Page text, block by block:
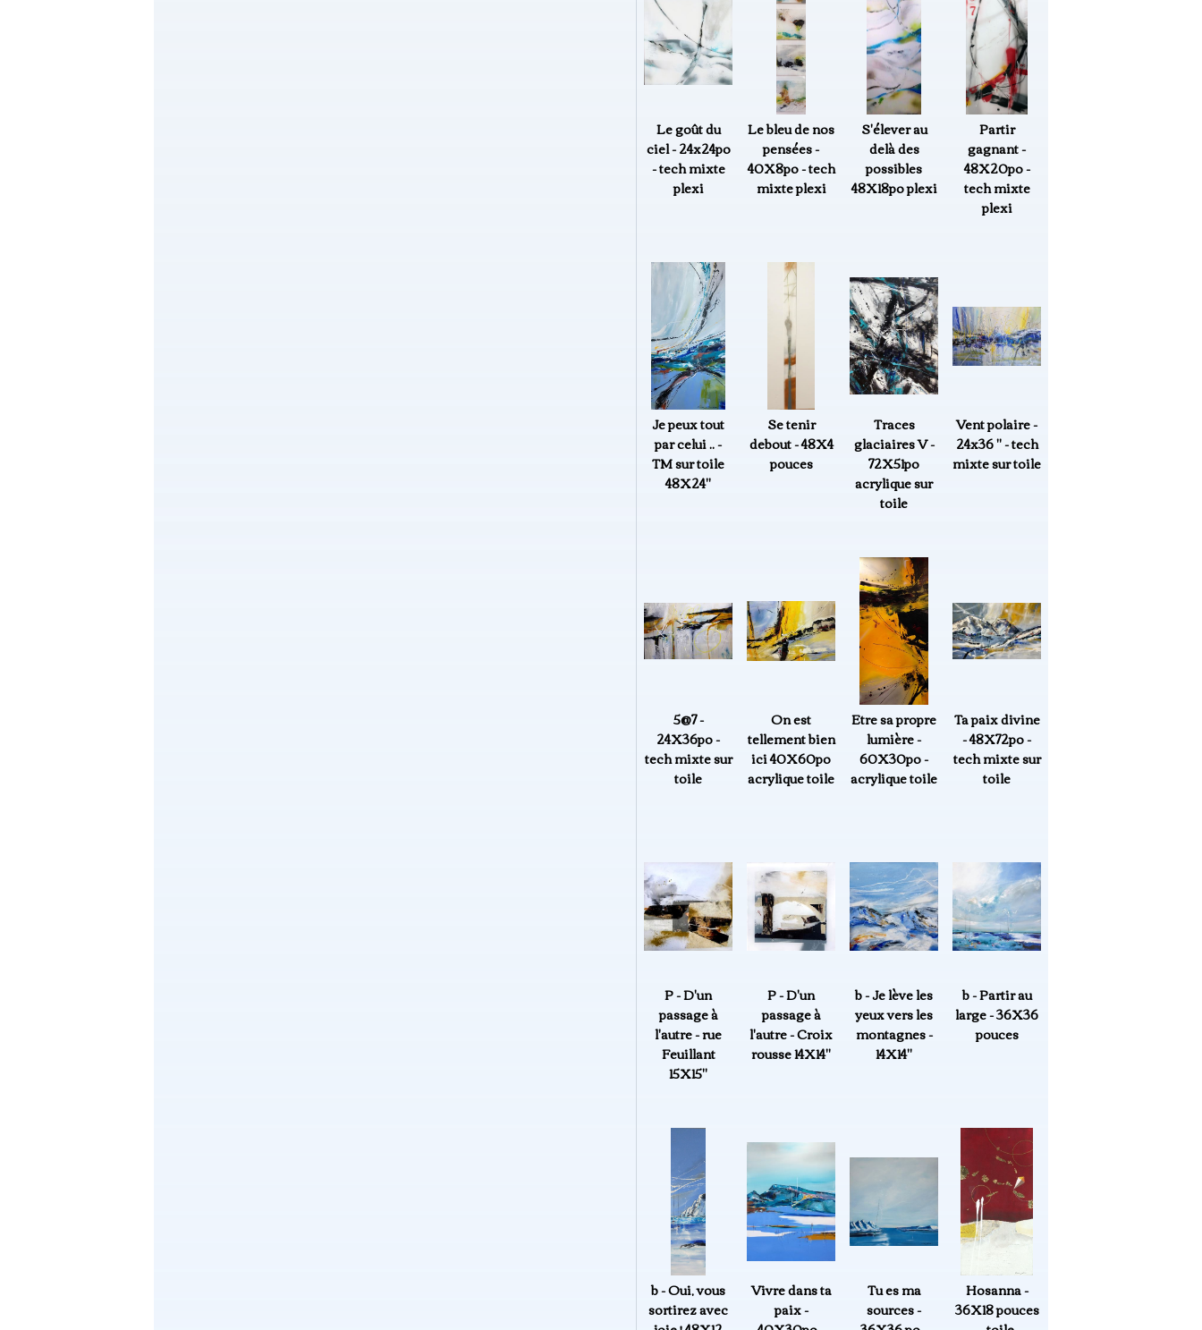
Le goût du
ciel - 24x24po
- tech mixte
plexi
Le bleu de nos
pensées -
40X8po - tech
mixte plexi
S'élever au
delà des
possibles
48X18po plexi
Partir
gagnant -
48X20po -
tech mixte
plexi
Je peux tout
par celui .. -
TM sur toile
48X24"
Se tenir
debout - 48X4
pouces
Traces
glaciaires V -
72X51po
acrylique sur
toile
Vent polaire -
24x36 " - tech
mixte sur toile
5@7 -
24X36po -
tech mixte sur
toile
On est
tellement bien
ici 40X60po
acrylique toile
Etre sa propre
lumière -
60X30po -
acrylique toile
Ta paix divine
- 48X72po -
tech mixte sur
toile
P - D'un
passage à
l'autre - rue
Feuillant
15X15"
P - D'un
passage à
l'autre - Croix
rousse 14X14"
b - Je lève les
yeux vers les
montagnes -
14X14"
b - Partir au
large - 36X36
pouces
b - Oui, vous
sortirez avec
Vivre dans ta
paix -
Tu es ma
sources -
Hosanna -
36X18 pouces